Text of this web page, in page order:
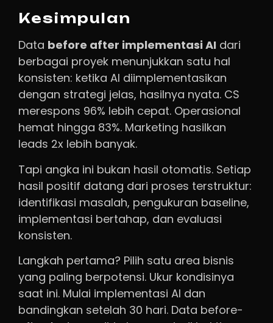
Kesimpulan
Data before after implementasi AI dari
berbagai proyek menunjukkan satu hal
konsisten: ketika AI diimplementasikan
dengan strategi jelas, hasilnya nyata. CS
merespons 96% lebih cepat. Operasional
hemat hingga 83%. Marketing hasilkan
leads 2x lebih banyak.
Tapi angka ini bukan hasil otomatis. Setiap
hasil positif datang dari proses terstruktur:
identifikasi masalah, pengukuran baseline,
implementasi bertahap, dan evaluasi
konsisten.
Langkah pertama? Pilih satu area bisnis
yang paling berpotensi. Ukur kondisinya
saat ini. Mulai implementasi AI dan
bandingkan setelah 30 hari. Data before-